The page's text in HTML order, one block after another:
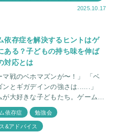
2025.10.17
依存症を解決するヒントはゲ
ある？子どもの持ち味を伸ば
対応とは
マ戦のベホマズンが〜！」 「ベ
ンとギガデインの強さは......」
が大好きな子どもたち。ゲームに
話すときは、とっても楽しそう
依存症 勉強会
&アドバイス